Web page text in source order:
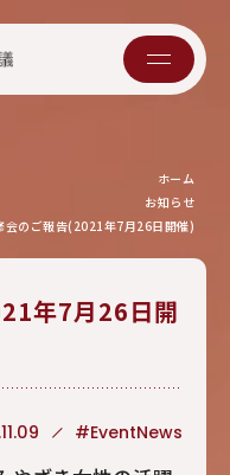
ホーム
お知らせ
会のご報告(2021年7月26日開催)
年7月26日開
#EventNews